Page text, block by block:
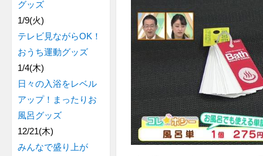
グッズ
1/9(火)
テレビ見ながらOK！
おうち運動グッズ
1/4(木)
日々の入浴をレベル
アップ！まったりお
風呂グッズ
12/21(木)
みんなで盛り上が